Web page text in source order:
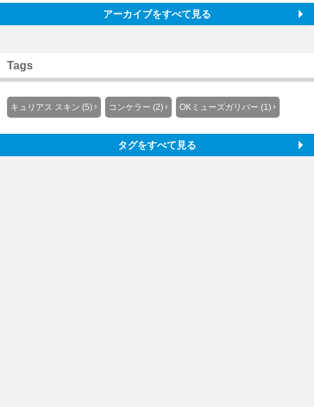
アーカイブをすべて見る
Tags
キュリアス スキン (5) コンケラー (2) OKミューズガリバー (1)
タグをすべて見る